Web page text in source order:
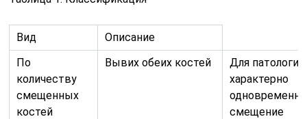
Вид
Описание
По
количеству
смещенных
костей
Вывих обеих костей
Для патологии
характерно
смещение